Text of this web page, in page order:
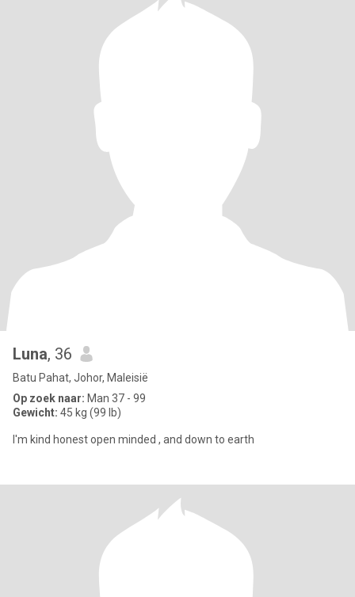
Luna, 36
Batu Pahat, Johor, Maleisië
Op zoek naar: Man 37 - 99
Gewicht: 45 kg (99 lb)
I'm kind honest open minded , and down to earth